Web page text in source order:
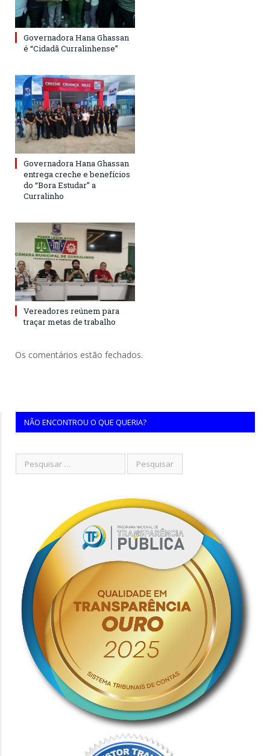
Governadora Hana Ghassan
é “Cidadã Curralinhense”
Governadora Hana Ghassan
entrega creche e benefícios
do “Bora Estudar” a
Curralinho
Vereadores reúnem para
traçar metas de trabalho
Os comentários estão fechados.
NÃO ENCONTROU O QUE QUERIA?